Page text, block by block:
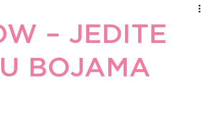
Gljiva
– JEDITE
BOJAMA